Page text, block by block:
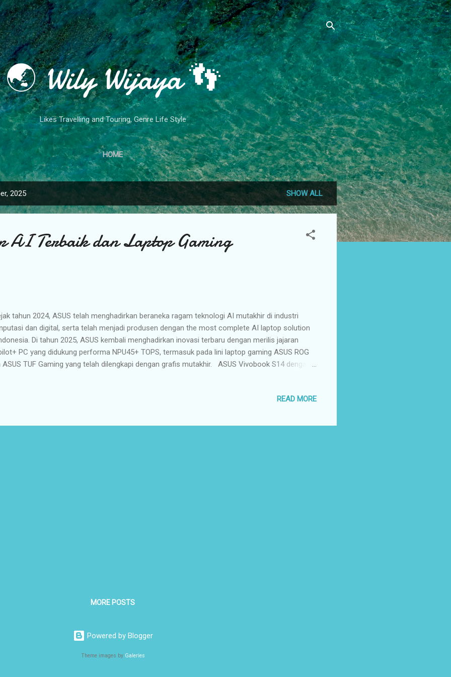
Skip to main content
🌏 Wily Wijaya 👣
Likes Travelling and Touring, Genre Life Style
HOME
2025 SHOW ALL
AI Terbaik dan Laptop Gaming
tahun 2024, ASUS telah menghadirkan beraneka ragam teknologi AI mutakhir di industri
dan digital, serta telah menjadi produsen dengan the most complete AI laptop solution
Di tahun 2025, ASUS kembali menghadirkan inovasi terbaru dengan merilis jajaran
PC yang didukung performa NPU45+ TOPS, termasuk pada lini laptop gaming ASUS ROG
ASUS TUF Gaming yang telah dilengkapi dengan grafis mutakhir. ASUS Vivobook S14 dengan
IPS 2.5K FHD 16:10 yang cantik dan audio yang diperkaya untuk panggilan video dan streaming
hal, sambil memberi Anda waktu untuk menghargai momen-momen kecil sehari-hari. ASUS
READ MORE
MORE POSTS
Powered by Blogger
Theme images by Galeries